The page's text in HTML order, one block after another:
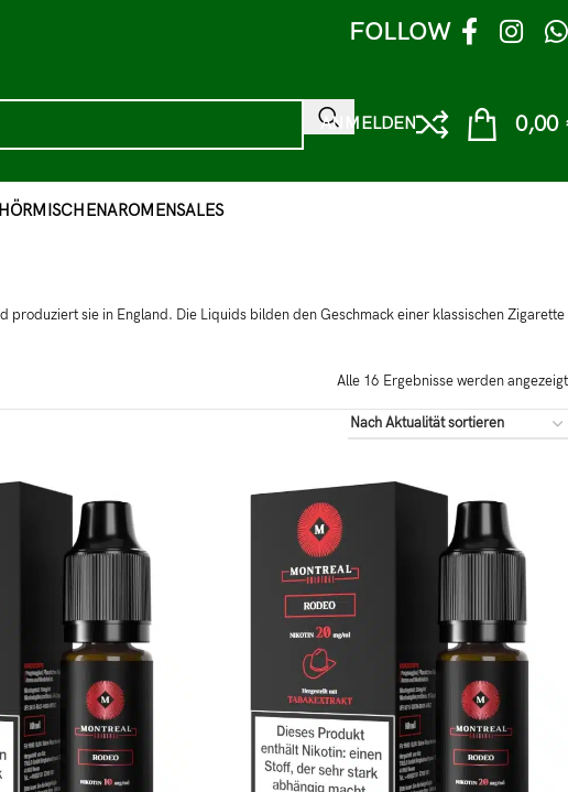
FOLLOW
ANMELDEN 0,00
MISCHENAROMENSALES
sie in England. Die Liquids bilden den Geschmack einer klassischen Zigarette
Alle 16 Ergebnisse werden angezeigt